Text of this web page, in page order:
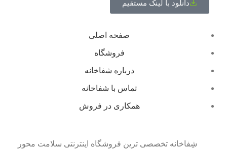
دانلود با لینک مستقیم
صفحه اصلی
فروشگاه
درباره شفاخانه
تماس با شفاخانه
همکاری در فروش
شِفاخانه تخصصی ترین فروشگاه اینترنتی سلامت محور